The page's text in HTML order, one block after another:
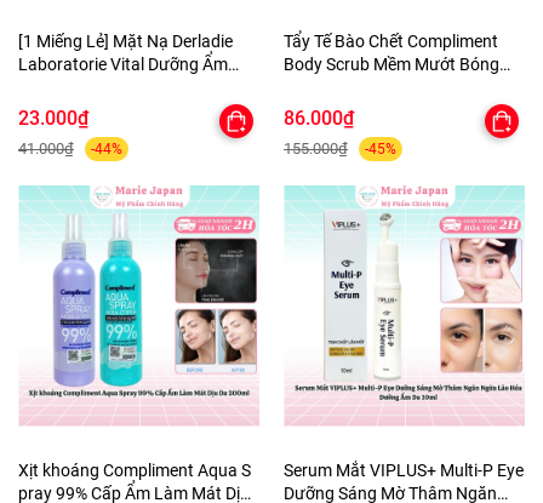
[1 Miếng Lẻ] Mặt Nạ Derladie
Laboratorie Vital Dưỡng Ẩm
23.000₫
41.000₫ -44%
Tẩy Tế Bào Chết Compliment
Body Scrub Mềm Mướt Bóng
86.000₫
155.000₫ -45%
Xịt khoáng Compliment Aqua S
pray 99% Cấp Ẩm Làm Mát Dịu
Serum Mắt VIPLUS+ Multi-P Eye
Dưỡng Sáng Mờ Thâm Ngăn